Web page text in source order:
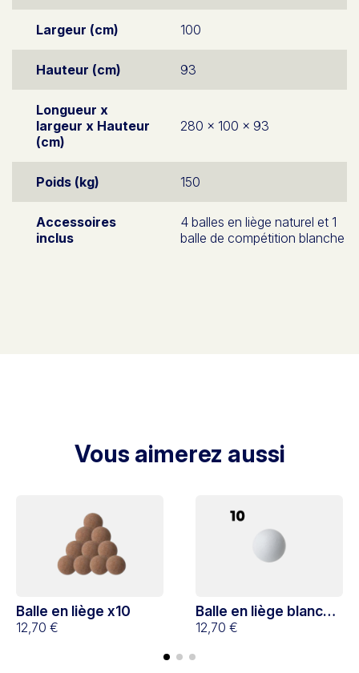
Largeur (cm) 100
Hauteur (cm) 93
Longueur x
largeur x Hauteur
(cm)
280 x 100 x 93
Poids (kg) 150
Accessoires
inclus
4 balles en liège naturel et 1
balle de compétition blanche
Vous aimerez aussi
Balle en liège x10
12,70 €
Balle en liège blanche
x10
12,70 €